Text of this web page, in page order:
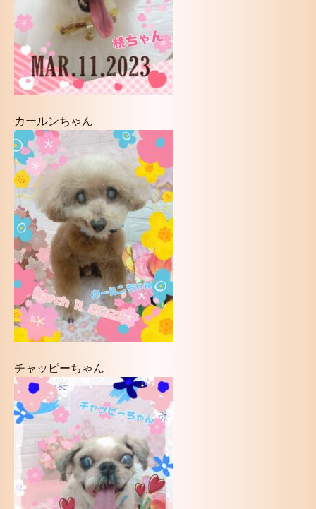
カールンちゃん
チャッピーちゃん